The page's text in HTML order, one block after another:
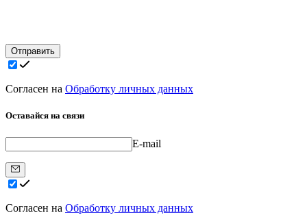
Отправить
Согласен на Обработку личных данных
Оставайся на связи
E-mail
Согласен на Обработку личных данных